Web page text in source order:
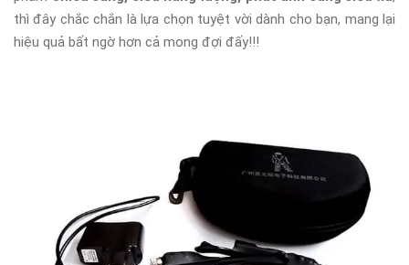
thì đây chắc chắn là lựa chọn tuyệt vời dành cho bạn, mang lại
hiệu quả bất ngờ hơn cả mong đợi đấy!!!